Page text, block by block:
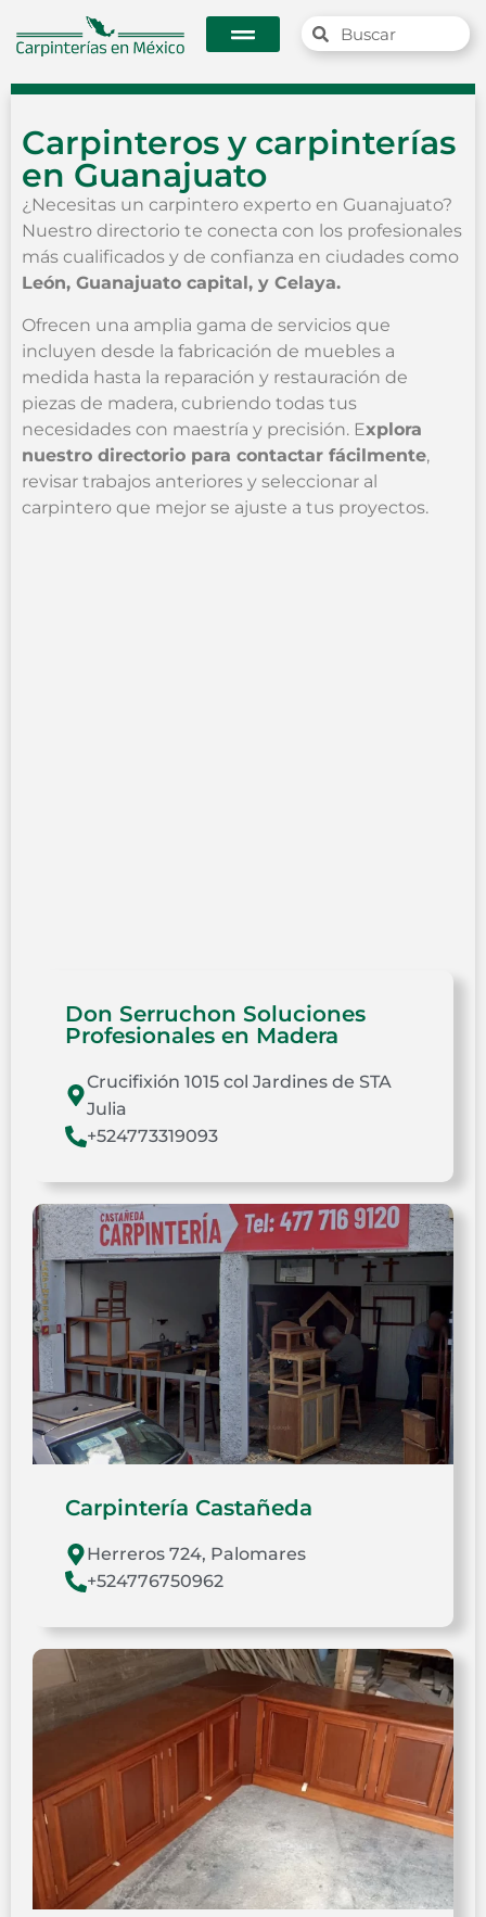
Carpinteros y carpinterías
en Guanajuato
¿Necesitas un carpintero experto en Guanajuato?
Nuestro directorio te conecta con los profesionales
más cualificados y de confianza en ciudades como
León, Guanajuato capital, y Celaya.
Ofrecen una amplia gama de servicios que
incluyen desde la fabricación de muebles a
medida hasta la reparación y restauración de
piezas de madera, cubriendo todas tus
necesidades con maestría y precisión. Explora
nuestro directorio para contactar fácilmente,
revisar trabajos anteriores y seleccionar al
carpintero que mejor se ajuste a tus proyectos.
Don Serruchon Soluciones
Profesionales en Madera
Crucifixión 1015 col Jardines de STA
Julia
+524773319093
Carpintería Castañeda
Herreros 724, Palomares
+524776750962